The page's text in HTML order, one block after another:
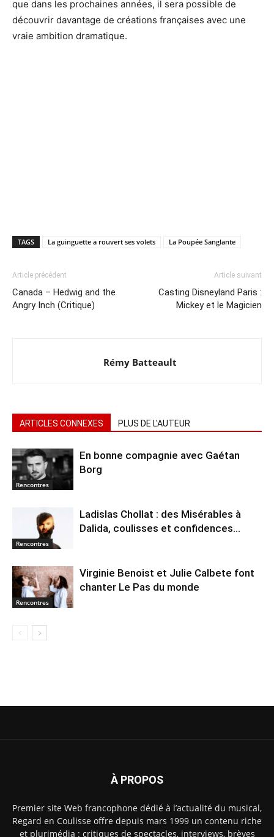
que dans les prochaines années, il sera possible de
découvrir davantage de créations françaises avec une
vraie ambition dramatique.
TAGS La guinguette a rouvert ses volets La Poupée Sanglante
Article précédent
Canada – Hedwig and the
Angry Inch (Critique)
Article suivant
Casting Disneyland Paris :
Mickey et le Magicien
Rémy Batteault
ARTICLES CONNEXES PLUS DE L'AUTEUR
Rencontres
En bonne compagnie avec Gaétan
Borg
Rencontres
Ladislas Chollat : des Misérables à
Dalida, coulisses et confidences…
Rencontres
Virginie Benoist et Julie Calbete font
chanter Le Pas du monde
À PROPOS
Premier site Web francophone dédié à l’actualité du musical,
Regard en Coulisse offre depuis mars 1999 un contenu riche
et plurimédia : critiques de spectacles, interviews, brèves